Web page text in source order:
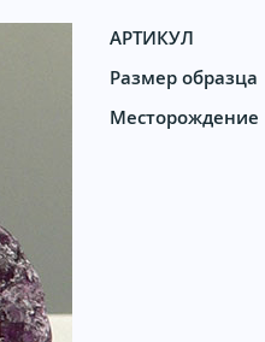
АРТИКУЛ
Размер образца
Месторождение